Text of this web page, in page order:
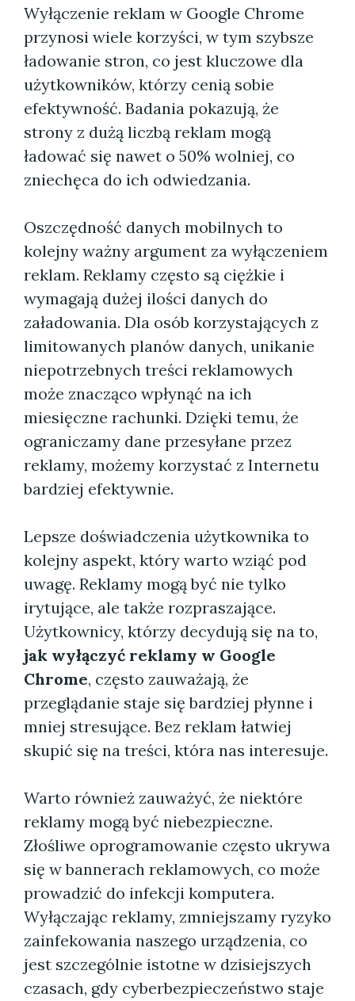
Wyłączenie reklam w Google Chrome
przynosi wiele korzyści, w tym szybsze
ładowanie stron, co jest kluczowe dla
użytkowników, którzy cenią sobie
efektywność. Badania pokazują, że
strony z dużą liczbą reklam mogą
ładować się nawet o 50% wolniej, co
zniechęca do ich odwiedzania.
Oszczędność danych mobilnych to
kolejny ważny argument za wyłączeniem
reklam. Reklamy często są ciężkie i
wymagają dużej ilości danych do
załadowania. Dla osób korzystających z
limitowanych planów danych, unikanie
niepotrzebnych treści reklamowych
może znacząco wpłynąć na ich
miesięczne rachunki. Dzięki temu, że
ograniczamy dane przesyłane przez
reklamy, możemy korzystać z Internetu
bardziej efektywnie.
Lepsze doświadczenia użytkownika to
kolejny aspekt, który warto wziąć pod
uwagę. Reklamy mogą być nie tylko
irytujące, ale także rozpraszające.
Użytkownicy, którzy decydują się na to,
jak wyłączyć reklamy w Google
Chrome, często zauważają, że
przeglądanie staje się bardziej płynne i
mniej stresujące. Bez reklam łatwiej
skupić się na treści, która nas interesuje.
Warto również zauważyć, że niektóre
reklamy mogą być niebezpieczne.
Złośliwe oprogramowanie często ukrywa
się w bannerach reklamowych, co może
prowadzić do infekcji komputera.
Wyłączając reklamy, zmniejszamy ryzyko
zainfekowania naszego urządzenia, co
jest szczególnie istotne w dzisiejszych
czasach, gdy cyberbezpieczeństwo staje